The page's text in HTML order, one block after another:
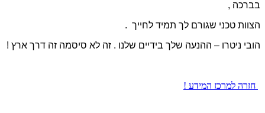
בברכה ,
הצוות טכני שגורם לך תמיד לחייך .
הובי ניטרו – ההנעה שלך בידיים שלנו . זה לא סיסמה זה דרך ארץ !
חזרה למרכז המידע !